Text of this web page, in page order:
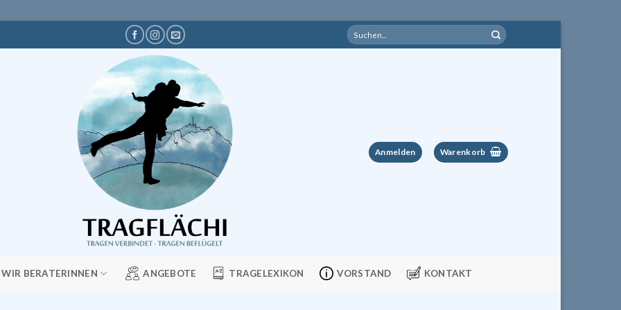
Suchen
nach:
Anmelden Warenkorb
WIR BERATERINNEN ANGEBOTE TRAGELEXIKON VORSTAND KONTAKT